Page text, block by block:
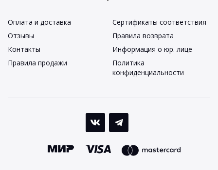
Оплата и доставка
Отзывы
Контакты
Правила продажи
Сертификаты соответствия
Правила возврата
Информация о юр. лице
Политика
конфиденциальности